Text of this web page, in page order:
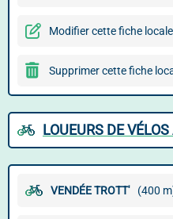
Modifier cette fiche locale
Supprimer cette fiche
LOUEURS DE
VENDÉE TROTT' (400